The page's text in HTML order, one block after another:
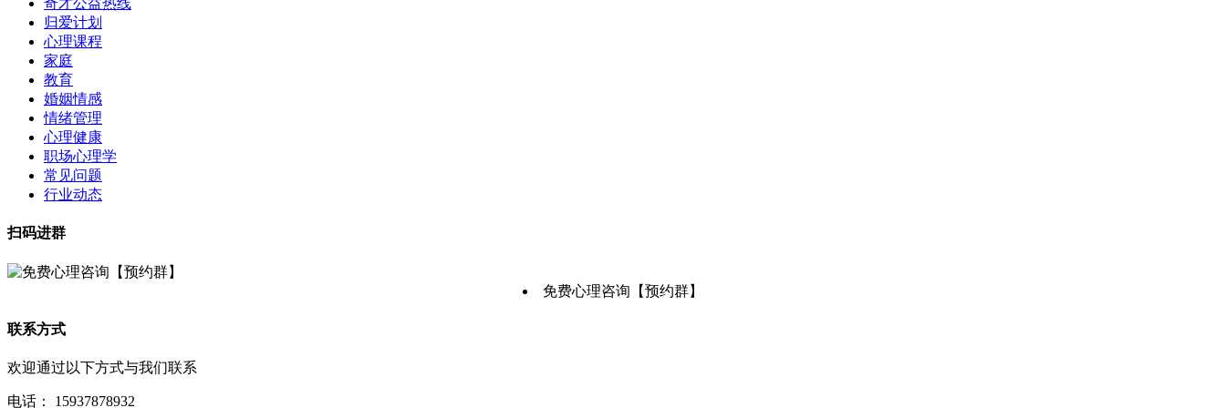
奇才公益热线
归爱计划
心理课程
家庭
教育
婚姻情感
情绪管理
心理健康
职场心理学
常见问题
行业动态
扫码进群
免费心理咨询【预约群】
联系方式
欢迎通过以下方式与我们联系
电话： 15937878932